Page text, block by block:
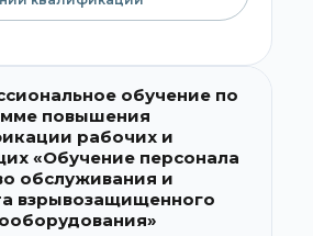
обучение по
повышения
рабочих и
«Обучение персонала
обслуживания и
взрывозащищенного